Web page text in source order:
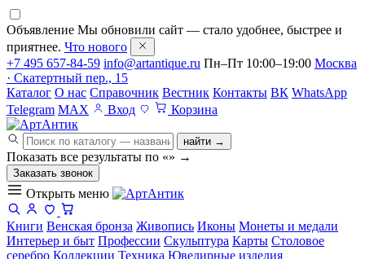
Объявление Мы обновили сайт — стало удобнее, быстрее и
приятнее. Что нового
+7 495 657-84-59 info@artantique.ru Пн–Пт 10:00–19:00 Москва
· Скатертный пер., 15
Каталог О нас Справочник Вестник Контакты ВК WhatsApp
Telegram MAX Вход Корзина
найти →
Показать все результаты по «» →
Заказать звонок
Открыть меню
Книги Венская бронза Живопись Иконы Монеты и медали
Интерьер и быт Профессии Скульптура Карты Столовое
серебро Коллекции Техника Ювелирные изделия